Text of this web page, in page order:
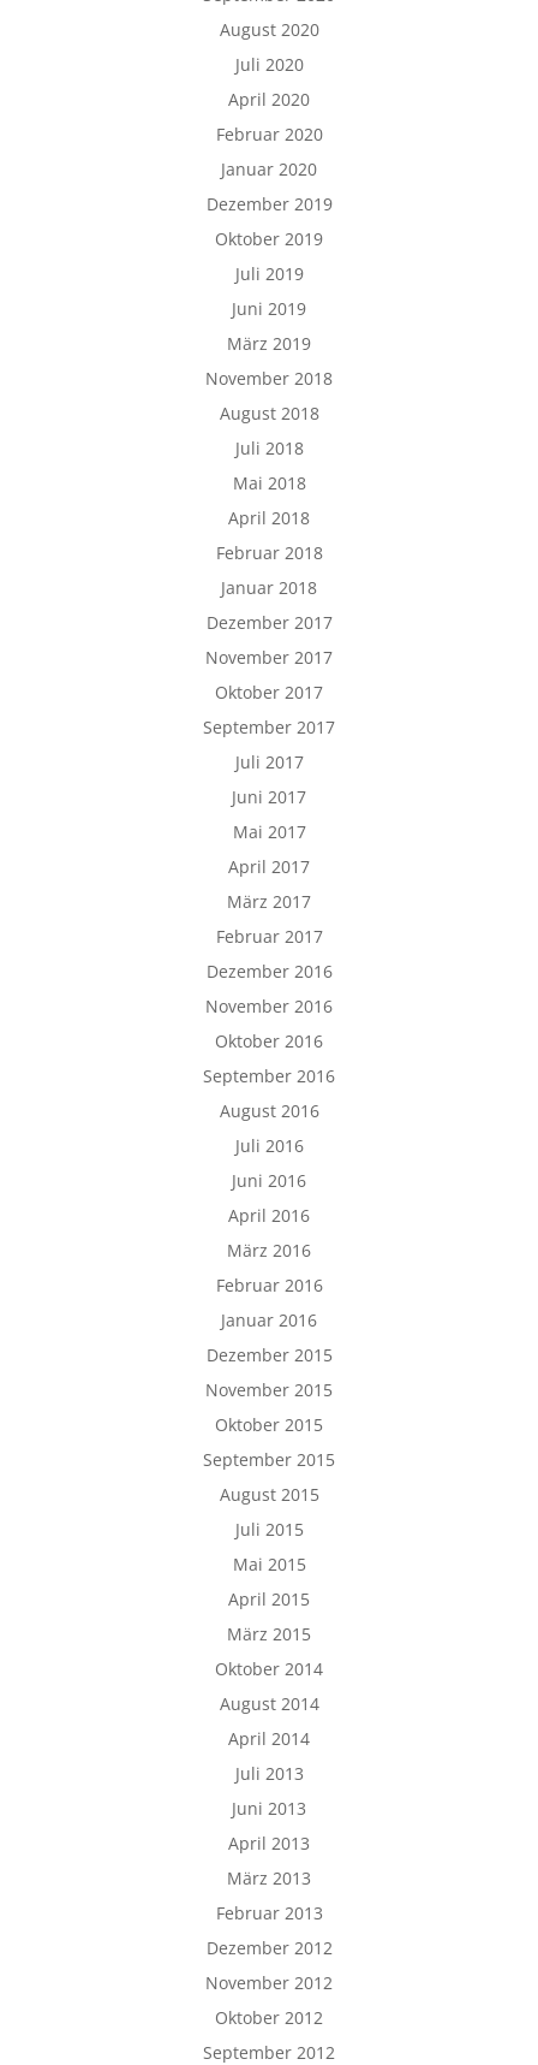
August 2020
Juli 2020
April 2020
Februar 2020
Januar 2020
Dezember 2019
Oktober 2019
Juli 2019
Juni 2019
März 2019
November 2018
August 2018
Juli 2018
Mai 2018
April 2018
Februar 2018
Januar 2018
Dezember 2017
November 2017
Oktober 2017
September 2017
Juli 2017
Juni 2017
Mai 2017
April 2017
März 2017
Februar 2017
Dezember 2016
November 2016
Oktober 2016
September 2016
August 2016
Juli 2016
Juni 2016
April 2016
März 2016
Februar 2016
Januar 2016
Dezember 2015
November 2015
Oktober 2015
September 2015
August 2015
Juli 2015
Mai 2015
April 2015
März 2015
Oktober 2014
August 2014
April 2014
Juli 2013
Juni 2013
April 2013
März 2013
Februar 2013
Dezember 2012
November 2012
Oktober 2012
September 2012